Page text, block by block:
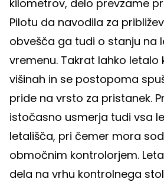
kilometrov, delo prevzame
Pilotu da navodila za
obvešča ga tudi o stanju na
vremenu. Takrat lahko letalo
višinah in se postopoma
pride na vrsto za pristanek.
istočasno usmerja tudi vsa
letališča, pri čemer mora
območnim kontrolorjem.
dela na vrhu kontrolnega